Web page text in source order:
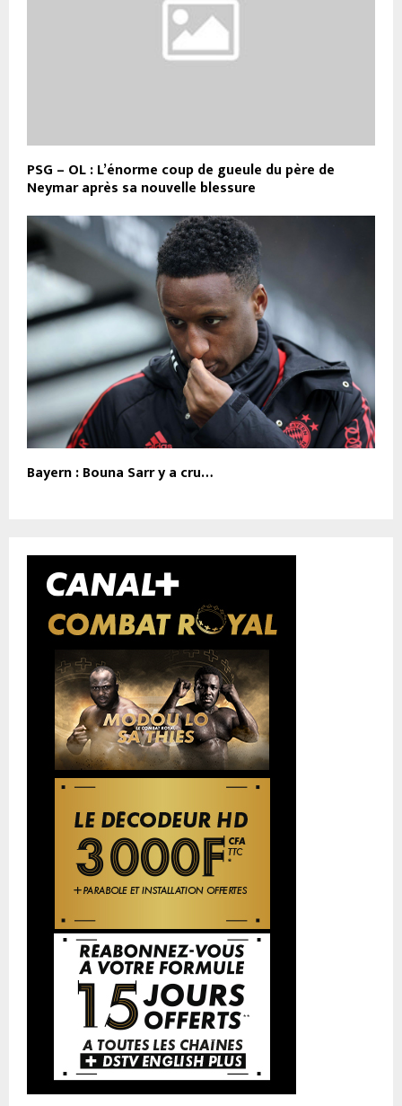
PSG – OL : L’énorme coup de gueule du père de
Neymar après sa nouvelle blessure
Bayern : Bouna Sarr y a cru…